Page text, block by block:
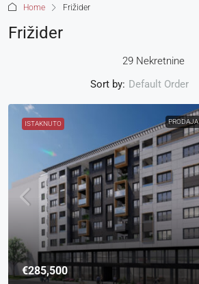
Home Frižider
Frižider
29 Nekretnine
Sort by: Default Order
ISTAKNUTO PRODAJA
€285,500